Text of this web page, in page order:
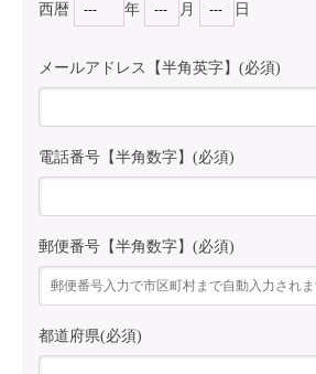
西暦 年 月 日
メールアドレス【半角英字】(必須)
電話番号【半角数字】(必須)
郵便番号【半角数字】(必須)
都道府県(必須)